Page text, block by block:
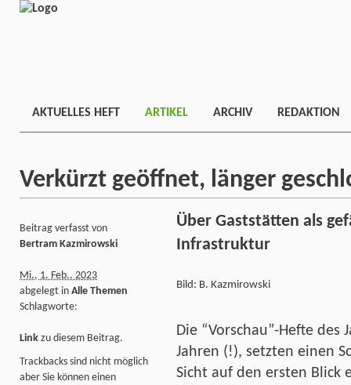
AKTUELLES HEFT ARTIKEL ARCHIV REDAKTION
Verkürzt geöffnet, länger
Über Gaststätten als
Infrastruktur
Bild: B. Kazmirowski
Die “Vorschau”-Hefte des
Jahren (!), setzten einen
Sicht auf den ersten Blick
Beitrag verfasst von
Bertram Kazmirowski
Mi., 1. Feb.. 2023
abgelegt in Alle Themen
Schlagworte:
Link zu diesem Beitrag.
Trackbacks sind nicht möglich
aber Sie können einen